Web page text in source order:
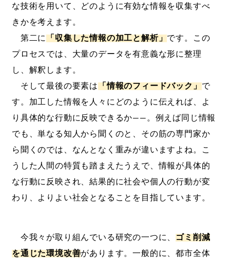
な技術を用いて、どのように有効な情報を収集すべ
きかを考えます。
第二に 「収集した情報の加工と解析」 です。この
プロセスでは、大量のデータを有意義な形に整理
し、解釈します。
そして最後の要素は 「情報のフィードバック」 で
す。加工した情報を人々にどのように伝えれば、よ
り具体的な行動に反映できるか――。例えば同じ情報
でも、単なる知人から聞くのと、その筋の専門家か
ら聞くのでは、なんとなく重みが違いますよね。こ
うした人間の特質も踏まえたうえで、情報が具体的
な行動に反映され、結果的に社会や個人の行動が変
わり、よりよい社会となることを目指しています。
今我々が取り組んでいる研究の一つに、 ゴミ削減
を通じた環境改善があります。一般的に、都市全体